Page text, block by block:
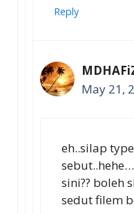
Reply
May 21,
eh..silap
sini?? boleh
sedut filem